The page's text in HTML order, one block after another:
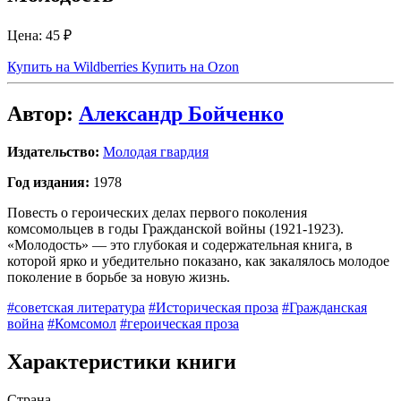
Цена: 45 ₽
Купить на Wildberries Купить на Ozon
Автор: Александр Бойченко
Издательство: Молодая гвардия
Год издания: 1978
Повесть о героических делах первого поколения
комсомольцев в годы Гражданской войны (1921-1923).
«Молодость» — это глубокая и содержательная книга, в
которой ярко и убедительно показано, как закалялось молодое
поколение в борьбе за новую жизнь.
#советская литература #Историческая проза #Гражданская
война #Комсомол #героическая проза
Характеристики книги